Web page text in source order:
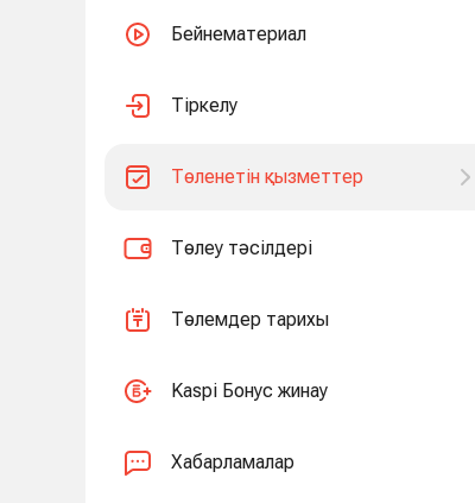
Бейнематериал
Тіркелу
Төленетін қызметтер
Төлеу тәсілдері
Төлемдер тарихы
Kaspi Бонус жинау
Хабарламалар